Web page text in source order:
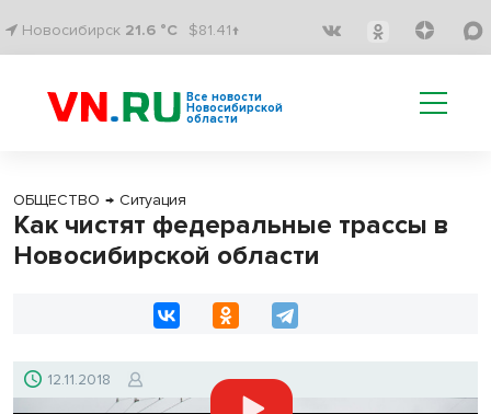
Новосибирск 21.6 °C $81.41↑
Все новости
Новосибирской
области
ОБЩЕСТВО → Ситуация
Как чистят федеральные трассы в
Новосибирской области
12.11.2018